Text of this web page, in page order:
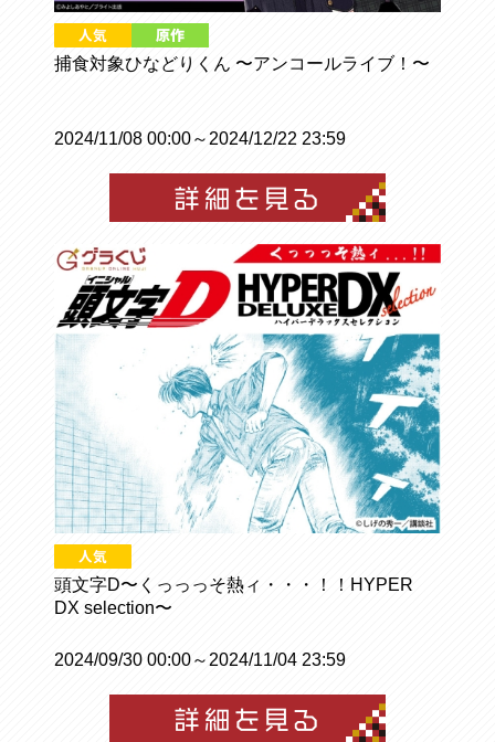
捕食対象ひなどりくん 〜アンコールライブ！〜
2024/11/08 00:00～2024/12/22 23:59
頭文字D〜くっっっそ熱ィ・・・！！HYPER
DX selection〜
2024/09/30 00:00～2024/11/04 23:59